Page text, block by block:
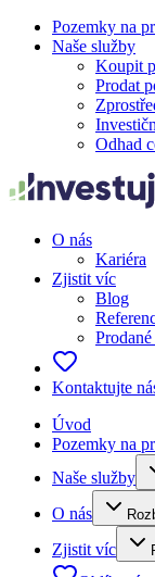
Pozemky na
Naše služby
Koupit
Prodat
Odhad
O nás
Kariéra
Zjistit víc
Blog
Kontaktujte
Úvod
Pozemky na
Naše služby
O nás
Zjistit víc